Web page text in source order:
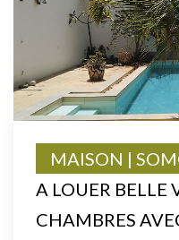
A LOUER BELLE
CHAMBRES
MAISON |